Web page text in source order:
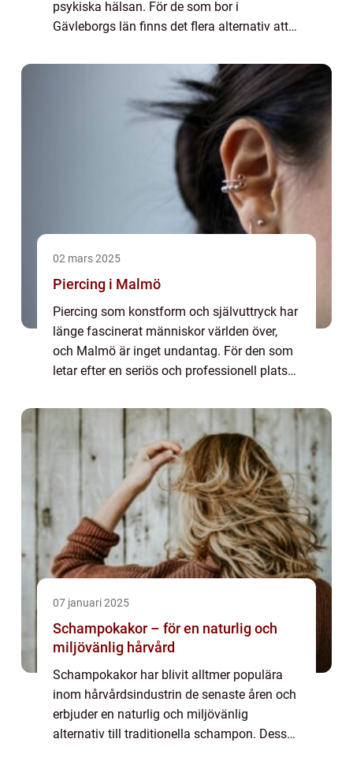
psykiska hälsan. För de som bor i
Gävleborgs län finns det flera alternativ att
02 mars 2025
Piercing i Malmö
Piercing som konstform och självuttryck har
länge fascinerat människor världen över,
och Malmö är inget undantag. För den som
letar efter en seriös och professionell plats
07 januari 2025
Schampokakor – för en naturlig och
miljövänlig hårvård
Schampokakor har blivit alltmer populära
inom hårvårdsindustrin de senaste åren och
erbjuder en naturlig och miljövänlig
alternativ till traditionella schampon. Dessa